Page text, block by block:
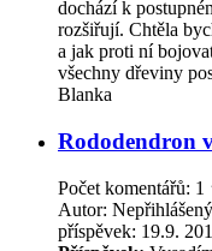
dochází k
rozšiřují. Chtěla
a jak proti ní
všechny dřeviny
Blanka
Rododendron
Počet komentářů: 1
Autor:
příspěvek: 19.9.